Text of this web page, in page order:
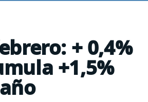
+ 0,4%
+1,5%